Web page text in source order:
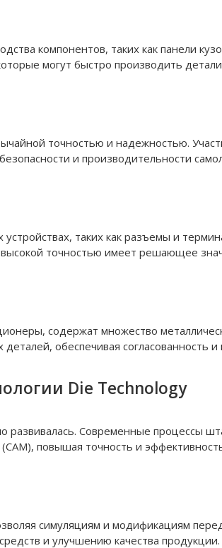
компонентов, таких как панели
могут быстро производить
точностью и надежностью.
и производительности
таких как разъемы и
точностью имеет решающее
содержат множество
обеспечивая согласованность и
Die Technology
развивалась. Современные процессы
повышая точность и
симуляциям и модификациям
и улучшению качества продукции.